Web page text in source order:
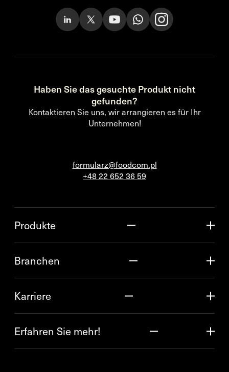
Haben Sie das gesuchte Produkt nicht
gefunden?
Kontaktieren Sie uns, wir arrangieren es für Ihr
Unternehmen!
formularz@foodcom.pl
+48 22 652 36 59
Produkte
Branchen
Karriere
Erfahren Sie mehr!